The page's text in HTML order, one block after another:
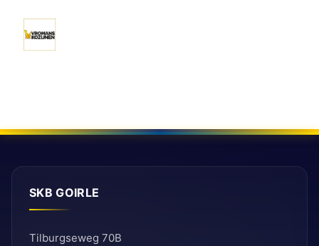
SKB GOIRLE
Tilburgseweg 70B